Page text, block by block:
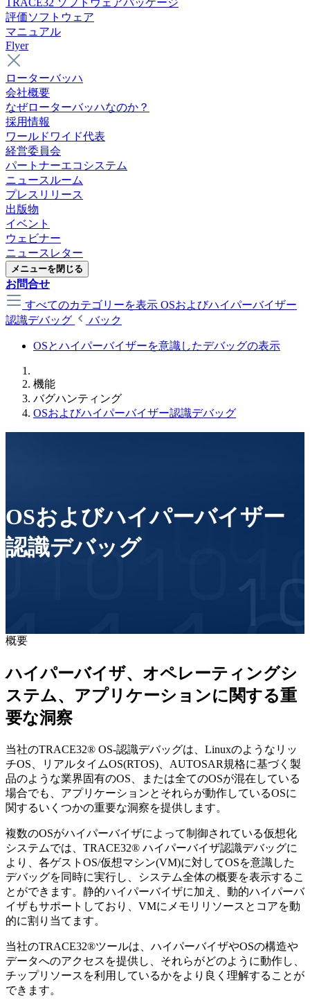
TRACE32 ソフトウェアパッケージ
評価ソフトウェア
マニュアル
Flyer
ローターバッハ
会社概要
なぜローターバッハなのか？
採用情報
ワールドワイド代表
経営委員会
パートナーエコシステム
ニュースルーム
プレスリリース
出版物
イベント
ウェビナー
ニュースレター
メニューを閉じる
お問合せ
すべてのカテゴリーを表示 OSおよびハイパーバイザー
認識デバッグ
バック
OSとハイパーバイザーを意識したデバッグの表示
機能
バグハンティング
OSおよびハイパーバイザー認識デバッグ
OSおよびハイパーバイザー
認識デバッグ
概要
ハイパーバイザ、オペレーティングシ
ステム、アプリケーションに関する重
要な洞察
当社のTRACE32® OS-認識デバッグは、Linuxのようなリッ
チOS、リアルタイムOS(RTOS)、AUTOSAR規格に基づく製
品のような業界固有のOS、または全てのOSが混在している
場合でも、アプリケーションとそれらが動作しているOSに
関するいくつかの重要な洞察を提供します。
複数のOSがハイパーバイザによって制御されている仮想化
システムでは、TRACE32® ハイパーバイザ認識デバッグに
より、各ゲストOS/仮想マシン(VM)に対してOSを意識した
デバッグを同時に実行し、システム全体の概要を表示するこ
とができます。静的ハイパーバイザに加え、動的ハイパーバ
イザもサポートしており、VMにメモリリソースとコアを動
的に割り当てます。
当社のTRACE32®ツールは、ハイパーバイザやOSの構造や
データへのアクセスを提供し、それらがどのように動作し、
チップリソースを利用しているかをより良く理解することが
できます。